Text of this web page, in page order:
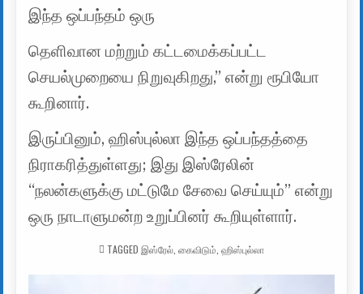
இந்த ஒப்பந்தம் ஒரு
தெளிவான மற்றும் கட்டமைக்கப்பட்ட
செயல்முறையை நிறுவுகிறது,” என்று ரூபியோ
கூறினார்.
இருப்பினும், ஹிஸ்புல்லா இந்த ஒப்பந்தத்தை
நிராகரித்துள்ளது; இது இஸ்ரேலின்
“நலன்களுக்கு மட்டுமே சேவை செய்யும்” என்று
ஒரு நாடாளுமன்ற உறுப்பினர் கூறியுள்ளார்.
TAGGED இஸ்ரேல் கைவிடும் ஹிஸ்புல்லா